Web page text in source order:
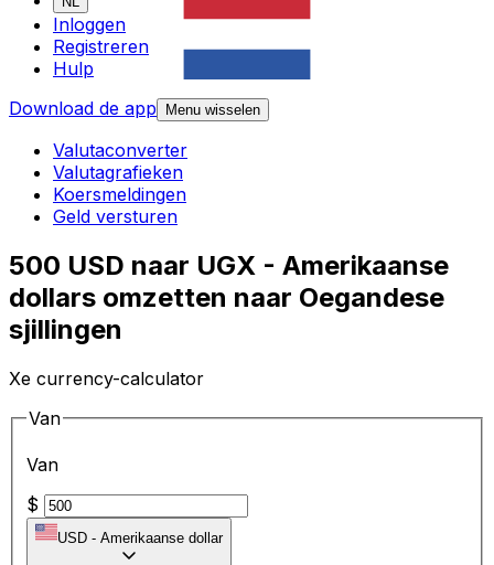
Inloggen
Registreren
Hulp
Download de app
Menu wisselen
Valutaconverter
Valutagrafieken
Koersmeldingen
Geld versturen
500 USD naar UGX - Amerikaanse
dollars omzetten naar Oegandese
sjillingen
Xe currency-calculator
Van
Van
$
USD - Amerikaanse dollar